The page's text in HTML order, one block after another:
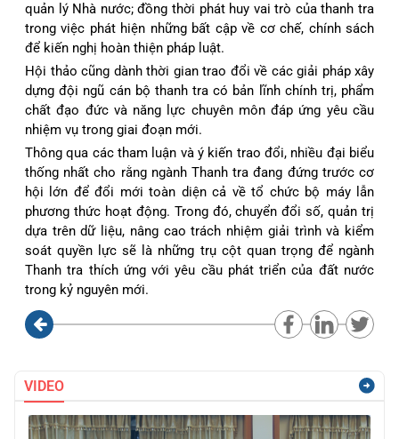
quản lý Nhà nước; đồng thời phát huy vai trò của thanh tra
trong việc phát hiện những bất cập về cơ chế, chính sách
để kiến nghị hoàn thiện pháp luật.
Hội thảo cũng dành thời gian trao đổi về các giải pháp xây
dựng đội ngũ cán bộ thanh tra có bản lĩnh chính trị, phẩm
chất đạo đức và năng lực chuyên môn đáp ứng yêu cầu
nhiệm vụ trong giai đoạn mới.
Thông qua các tham luận và ý kiến trao đổi, nhiều đại biểu
thống nhất cho rằng ngành Thanh tra đang đứng trước cơ
hội lớn để đổi mới toàn diện cả về tổ chức bộ máy lẫn
phương thức hoạt động. Trong đó, chuyển đổi số, quản trị
dựa trên dữ liệu, nâng cao trách nhiệm giải trình và kiểm
soát quyền lực sẽ là những trụ cột quan trọng để ngành
Thanh tra thích ứng với yêu cầu phát triển của đất nước
trong kỷ nguyên mới.
VIDEO